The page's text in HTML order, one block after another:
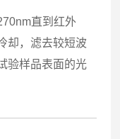
直到红外
却，滤去较短波
验样品表面的光